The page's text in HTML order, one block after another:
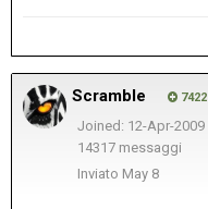
Scramble 7422
Joined: 12-Apr-2009
14317 messaggi
Inviato May 8